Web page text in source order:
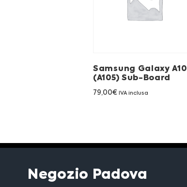
Samsung Galaxy A10
(A105) Sub-Board
79,00€ IVA inclusa
Negozio Padova